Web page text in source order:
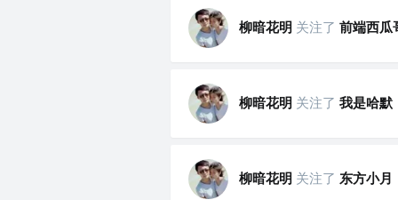
柳暗花明 关注了 前端西瓜
柳暗花明 关注了 我是哈默
柳暗花明 关注了 东方小月